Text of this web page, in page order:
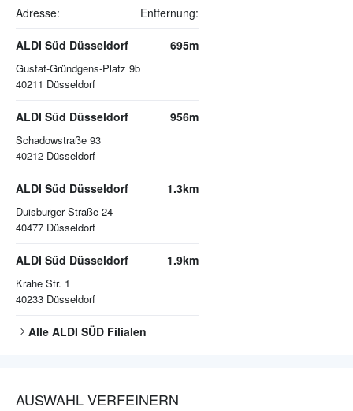
Adresse: Entfernung:
ALDI Süd Düsseldorf
Gustaf-Gründgens-Platz 9b
40211 Düsseldorf
695m
ALDI Süd Düsseldorf
Schadowstraße 93
40212 Düsseldorf
956m
ALDI Süd Düsseldorf
Duisburger Straße 24
40477 Düsseldorf
1.3km
ALDI Süd Düsseldorf
Krahe Str. 1
40233 Düsseldorf
1.9km
Alle ALDI SÜD Filialen
AUSWAHL VERFEINERN